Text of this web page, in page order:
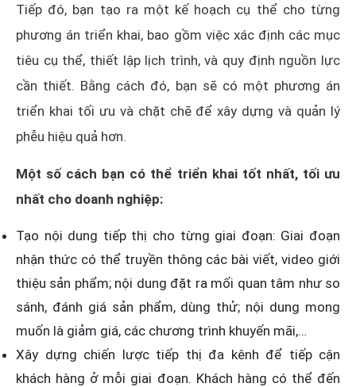
Tiếp đó, bạn tạo ra một kế hoạch cụ thể cho từng
phương án triển khai, bao gồm việc xác định các mục
tiêu cụ thể, thiết lập lịch trình, và quy định nguồn lực
cần thiết. Bằng cách đó, bạn sẽ có một phương án
triển khai tối ưu và chặt chẽ để xây dựng và quản lý
phễu hiệu quả hơn.
Một số cách bạn có thể triển khai tốt nhất, tối ưu
nhất cho doanh nghiệp:
Tạo nội dung tiếp thị cho từng giai đoạn: Giai đoạn
nhận thức có thể truyền thông các bài viết, video giới
thiệu sản phẩm; nội dung đặt ra mối quan tâm như so
sánh, đánh giá sản phẩm, dùng thử; nội dung mong
muốn là giảm giá, các chương trình khuyến mãi,…
Xây dựng chiến lược tiếp thị đa kênh để tiếp cận
khách hàng ở mỗi giai đoạn. Khách hàng có thể đến